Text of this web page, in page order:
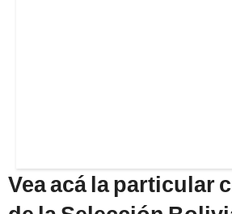
Vea acá la particular